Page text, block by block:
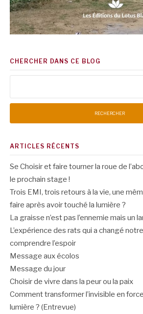
CHERCHER DANS CE BLOG
ARTICLES RÉCENTS
Se Choisir et faire tourner la roue de
le prochain stage !
Trois EMI, trois retours à la vie, une
faire après avoir touché la lumière ?
La graisse n’est pas l’ennemie mais un
L’expérience des rats qui a changé
comprendre l’espoir
Message aux écolos
Message du jour
Choisir de vivre dans la peur ou la paix
Comment transformer l’invisible en
lumière ? (Entrevue)